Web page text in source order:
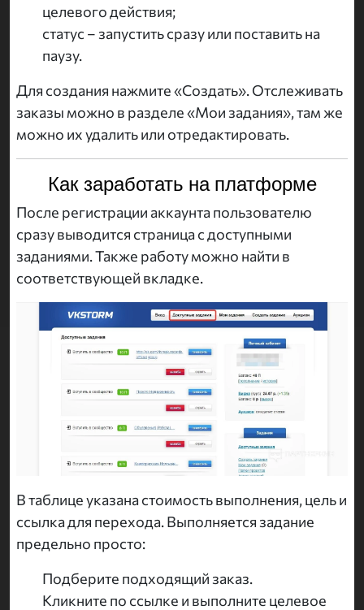
целевого действия;
статус – запустить сразу или поставить на
паузу.
Для создания нажмите «Создать». Отслеживать
заказы можно в разделе «Мои задания», там же
можно их удалить или отредактировать.
Как заработать на платформе
После регистрации аккаунта пользователю
сразу выводится страница с доступными
заданиями. Также работу можно найти в
соответствующей вкладке.
В таблице указана стоимость выполнения, цель и
ссылка для перехода. Выполняется задание
предельно просто:
Подберите подходящий заказ.
Кликните по ссылке и выполните целевое